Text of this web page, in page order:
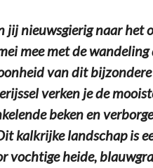
jij nieuwsgierig naar het
mee met de
van dit
verken je de
beken en
kalkrijke landschap is
vochtige heide,